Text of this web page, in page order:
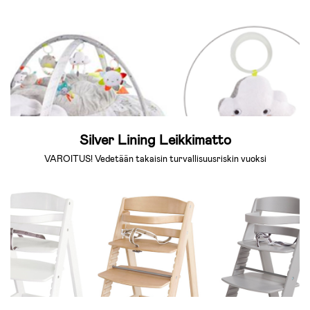
Silver Lining Leikkimatto
VAROITUS! Vedetään takaisin turvallisuusriskin vuoksi